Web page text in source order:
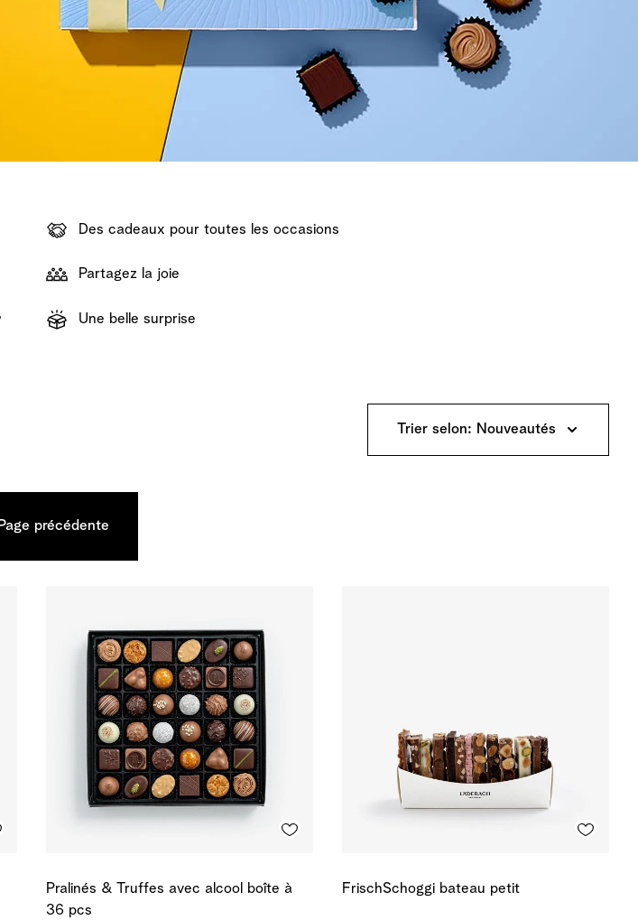
Découvrir
Des cadeaux pour toutes les occasions
Partagez la joie
Une belle surprise
Trier selon: Nouveautés
Page précédente
Pralinés & Truffes avec alcool boîte à
36 pcs
FrischSchoggi bateau petit